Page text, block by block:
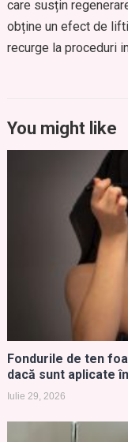
care susțin
obține un efect de
recurge la proceduri
You might like
Fondurile de ten
dacă sunt aplicate
Iulie 29, 2026